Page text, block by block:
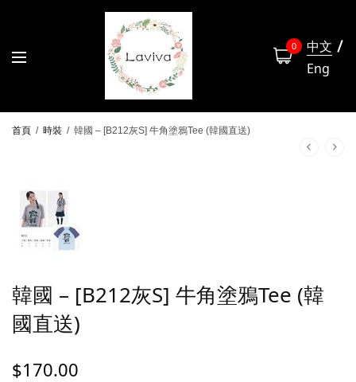
0
中文
Eng
首頁 / 時裝 / 韓國 – [B212灰S] 牛角塗鴉Tee (韓國直送)
韓國 – [B212灰S] 牛角塗鴉Tee (韓
國直送)
$170.00